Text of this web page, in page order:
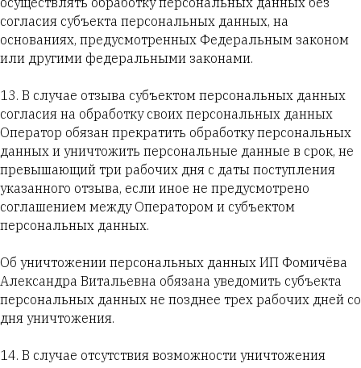
согласия субъекта персональных данных, на
основаниях, предусмотренных Федеральным законом
или другими федеральными законами.
13. В случае отзыва субъектом персональных данных
согласия на обработку своих персональных данных
Оператор обязан прекратить обработку персональных
данных и уничтожить персональные данные в срок, не
превышающий три рабочих дня с даты поступления
указанного отзыва, если иное не предусмотрено
соглашением между Оператором и субъектом
персональных данных.
Об уничтожении персональных данных ИП Фомичёва
Александра Витальевна обязана уведомить субъекта
персональных данных не позднее трех рабочих дней со
дня уничтожения.
14. В случае отсутствия возможности уничтожения